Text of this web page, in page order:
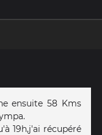
ensuite 58 Kms
19h,j'ai récupéré